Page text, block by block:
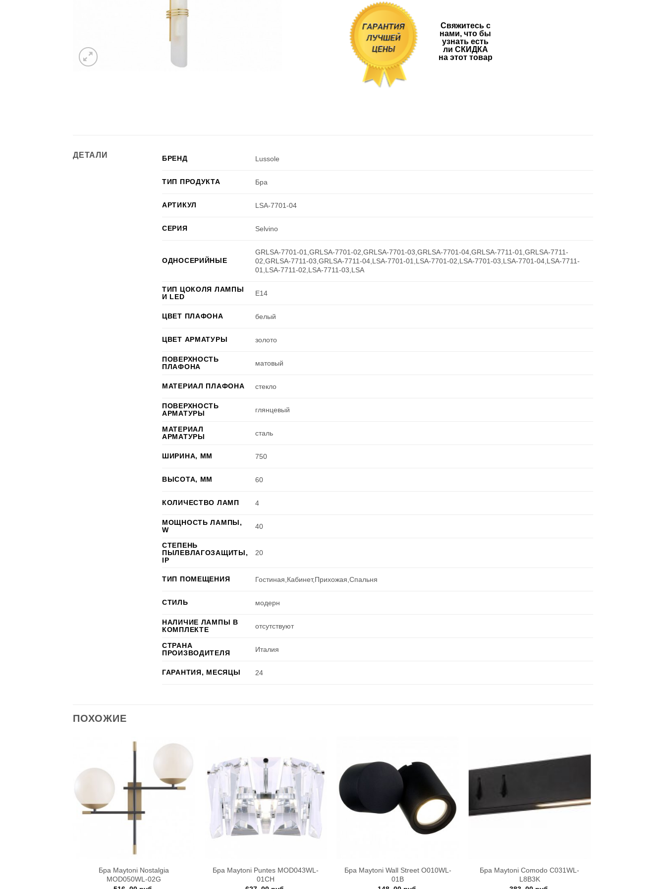
Свяжитесь с
нами, что бы
узнать есть
ли СКИДКА
на этот товар
ДЕТАЛИ БРЕНД Lussole
ТИП ПРОДУКТА Бра
АРТИКУЛ LSA-7701-04
СЕРИЯ Selvino
ОДНОСЕРИЙНЫЕ
GRLSA-7701-01,GRLSA-7701-02,GRLSA-7701-03,GRLSA-7701-04,GRLSA-7711-01,GRLSA-7711-
02,GRLSA-7711-03,GRLSA-7711-04,LSA-7701-01,LSA-7701-02,LSA-7701-03,LSA-7701-04,LSA-7711-
01,LSA-7711-02,LSA-7711-03,LSA
ТИП ЦОКОЛЯ ЛАМПЫ
И LED
E14
ЦВЕТ ПЛАФОНА белый
ЦВЕТ АРМАТУРЫ золото
ПОВЕРХНОСТЬ
ПЛАФОНА
матовый
МАТЕРИАЛ ПЛАФОНА стекло
ПОВЕРХНОСТЬ
АРМАТУРЫ
глянцевый
МАТЕРИАЛ
АРМАТУРЫ
сталь
ШИРИНА, ММ 750
ВЫСОТА, ММ 60
КОЛИЧЕСТВО ЛАМП 4
МОЩНОСТЬ ЛАМПЫ,
W
40
СТЕПЕНЬ
ПЫЛЕВЛАГОЗАЩИТЫ,
IP
20
ТИП ПОМЕЩЕНИЯ Гостиная,Кабинет,Прихожая,Спальня
СТИЛЬ модерн
НАЛИЧИЕ ЛАМПЫ В
КОМПЛЕКТЕ
отсутствуют
СТРАНА
ПРОИЗВОДИТЕЛЯ
Италия
ГАРАНТИЯ, МЕСЯЦЫ 24
ПОХОЖИЕ
Бра Maytoni Nostalgia
MOD050WL-02G
Бра Maytoni Puntes MOD043WL-
01CH
Бра Maytoni Wall Street O010WL-
01B
Бра Maytoni Comodo C031WL-
L8B3K